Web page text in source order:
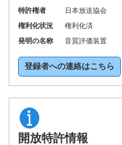
特許権者
日本放送協会
権利化状況
権利化済
発明の名称
音質評価装置
登録者への連絡はこちら
開放特許情報